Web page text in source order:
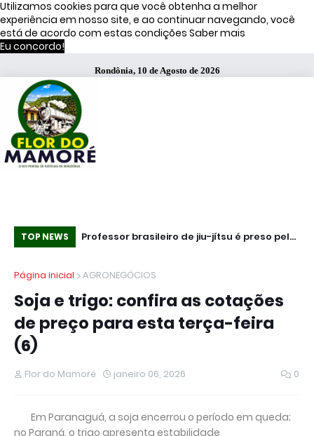
Utilizamos cookies para que você obtenha a melhor
experiência em nosso site, e ao continuar navegando, você
está de acordo com estas condições Saber mais
Eu concordo!
Rondônia, 10 de Agosto de 2026
TOP NEWS
Professor brasileiro de jiu-jítsu é preso pelo
libertação
Técnico de enfermagem que invadiu
pistola .40
Página inicial
AGRONEGÓCIOS
Soja e trigo: confira as cotações
de preço para esta terça-feira
(6)
Flor do Mamoré janeiro 06, 2026 0
Em Paranaguá, a soja encerrou o período em queda;
no Paraná, o trigo apresenta estabilidade